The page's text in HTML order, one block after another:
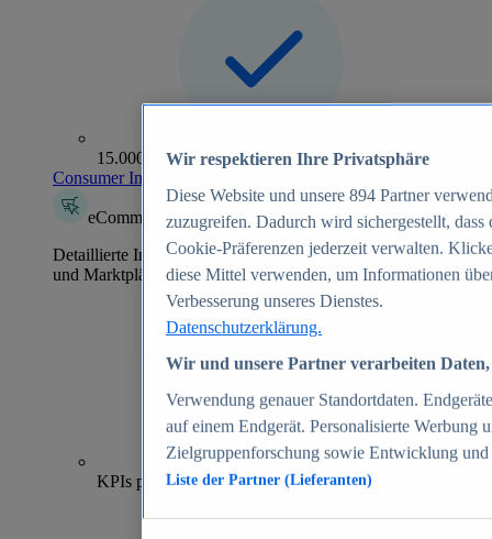
15.000+ Marken
Consumer Insights entdecken
eCommerce Insights
Detaillierte Informationen zu mehr als 39.000 Online-Shops
und Marktplätzen
70+
KPIs pro Shop
Wir respektieren Ihre Privatsphäre
Diese Website und unsere 894 Partner
zuzugreifen. Dadurch wird sichergestellt,
Cookie-Präferenzen jederzeit verwalten.
diese Mittel verwenden, um Informationen
Verbesserung unseres Dienstes.
Datenschutzerklärung.
Wir und unsere Partner verarbeiten
Verwendung genauer Standortdaten.
auf einem Endgerät. Personalisierte Werbung
Zielgruppenforschung sowie Entwicklung
Liste der Partner (Lieferanten)